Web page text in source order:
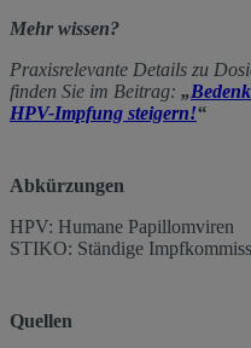
Mehr wissen?
Praxisrelevante Details zu
finden Sie im Beitrag: „
HPV-Impfung steigern!“
Abkürzungen
HPV: Humane Papillomviren
STIKO: Ständige
Quellen